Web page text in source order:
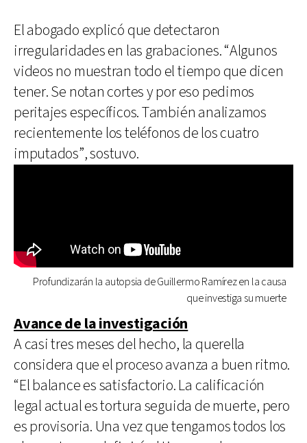
El abogado explicó que detectaron
irregularidades en las grabaciones. “Algunos
videos no muestran todo el tiempo que dicen
tener. Se notan cortes y por eso pedimos
peritajes específicos. También analizamos
recientemente los teléfonos de los cuatro
imputados”, sostuvo.
Profundizarán la autopsia de Guillermo Ramírez en la causa
que investiga su muerte
Avance de la investigación
A casi tres meses del hecho, la querella
considera que el proceso avanza a buen ritmo.
“El balance es satisfactorio. La calificación
legal actual es tortura seguida de muerte, pero
es provisoria. Una vez que tengamos todos los